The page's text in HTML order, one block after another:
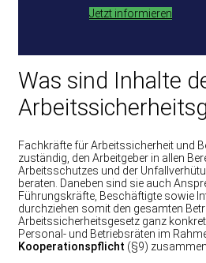
Jetzt informieren
Was sind Inhalte
Fachkräfte für Arbeitssicherheit und
zuständig, den Arbeitgeber in allen
Arbeitsschutzes und der
beraten. Daneben sind sie auch
Führungskräfte, Beschäftigte sowie
durchziehen somit den gesamten
Arbeitssicherheitsgesetz ganz
Personal- und Betriebsräten im
Kooperationspflicht (§9)